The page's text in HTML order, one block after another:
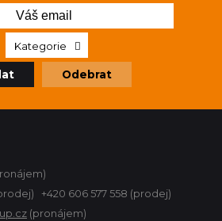
Kategorie
Odebrat
+420 606 577 558 (prodej)
(pronájem)